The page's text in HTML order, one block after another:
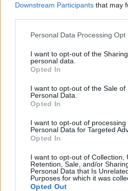
Downstream Participants that may
Personal Data Processing Opt
I want to opt-out of the
personal data.
Opted In
I want to opt-out of the Sale of
Personal Data.
Opted In
I want to opt-out of processing
Personal Data for Targeted
Opted In
I want to opt-out of Collection,
Retention, Sale, and/or
Personal Data that Is
Purposes for which it was
Opted Out
τους αναγκών και μικρή
διασκέδασης, ενώ
σχετικά με τις λοιπές
moneyreview.gr
μάθετε πρώτοιόλες τις
ΣΕΛΠΕ ΕΡΕΥΝΑ